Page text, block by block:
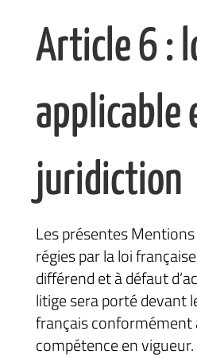
Article 6 :
applicable
juridiction
Les présentes
régies par la loi
différend et à défaut
litige sera porté devant
français conformément
compétence en vigueur.